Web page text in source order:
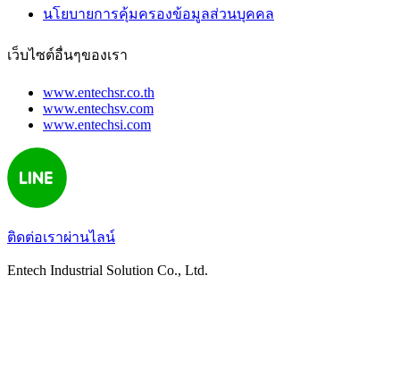
นโยบายการคุ้มครองข้อมูลส่วนบุคคล
เว็บไซต์อื่นๆของเรา
www.entechsr.co.th
www.entechsv.com
www.entechsi.com
ติดต่อเราผ่านไลน์
Entech Industrial Solution Co., Ltd.